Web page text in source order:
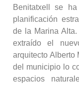
Benitatxell se
planificación
de la Marina
extraído el
arquitecto Alberto
del municipio lo
espacios